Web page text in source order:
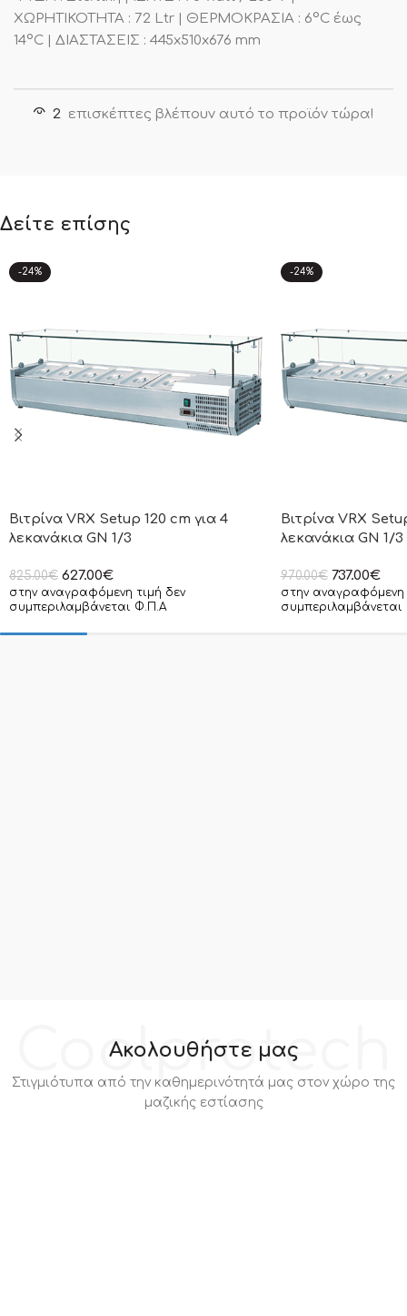
ΧΩΡΗΤΙΚΟΤΗΤΑ : 72 Ltr | ΘΕΡΜΟΚΡΑΣΙΑ : 6°C έως
14°C | ΔΙΑΣΤΑΣΕΙΣ : 445x510x676 mm
2 επισκέπτες βλέπουν αυτό το προϊόν τώρα!
Δείτε επίσης
-24%
Βιτρίνα VRX Setup 120 cm για 4
λεκανάκια GN 1/3
825.00€ 627.00€
στην αναγραφόμενη τιμή δεν
συμπεριλαμβάνεται Φ.Π.Α
-24%
Βιτρίνα VRX
λεκανάκια GN 1/3
970.00€ 737.00€
στην αναγραφόμενη
Coolprotech
Ακολουθήστε μας
Στιγμιότυπα από την καθημερινότητά μας στον χώρο της
μαζικής εστίασης